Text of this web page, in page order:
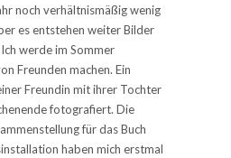
noch verhältnismäßig wenig
es entstehen weiter Bilder
werde im Sommer
Freunden machen. Ein
Freundin mit ihrer Tochter
fotografiert. Die
für das Buch
haben mich erstmal